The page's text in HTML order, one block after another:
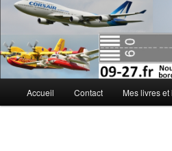
principal
Accueil Contact Mes livres